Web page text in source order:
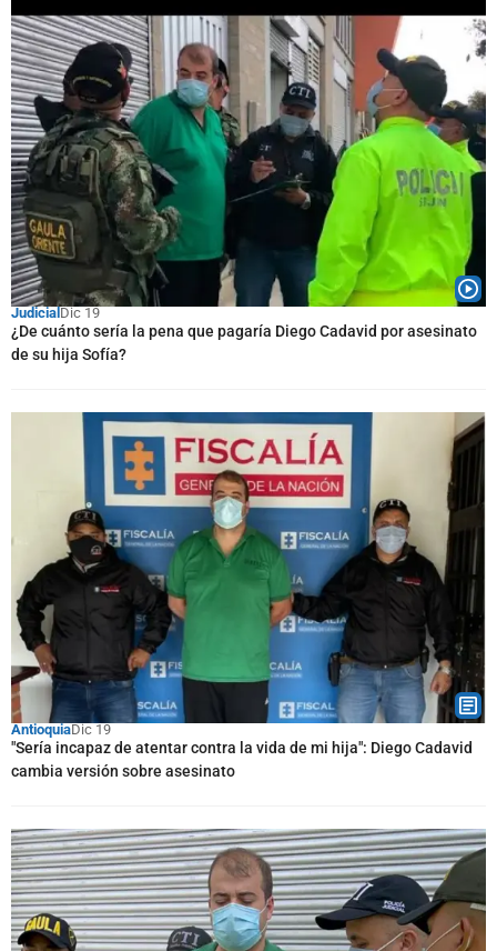
Judicial Dic 19
¿De cuánto sería la pena que pagaría Diego Cadavid por asesinato
de su hija Sofía?
AntioquiaDic 19
"Sería incapaz de atentar contra la vida de mi hija": Diego Cadavid
cambia versión sobre asesinato